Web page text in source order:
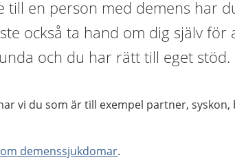
till en person med demens har
också ta hand om dig själv för
och du har rätt till eget stöd.
vi du som är till exempel partner, syskon,
demenssjukdomar.